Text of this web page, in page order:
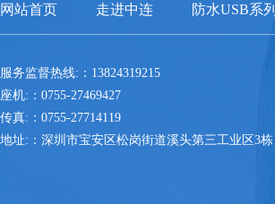
网站首页 走进中连 防水USB系列
服务监督热线:：13824319215
座机:：0755-27469427
传真:：0755-27714119
地址:：深圳市宝安区松岗街道溪头第三工业区3栋